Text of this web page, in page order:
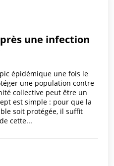
une infection
épidémique une fois le
une population contre
collective peut être un
est simple : pour que la
soit protégée, il suffit
cette...